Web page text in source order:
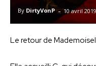
By DirtyVonP - 10 avril 2019
Le retour de